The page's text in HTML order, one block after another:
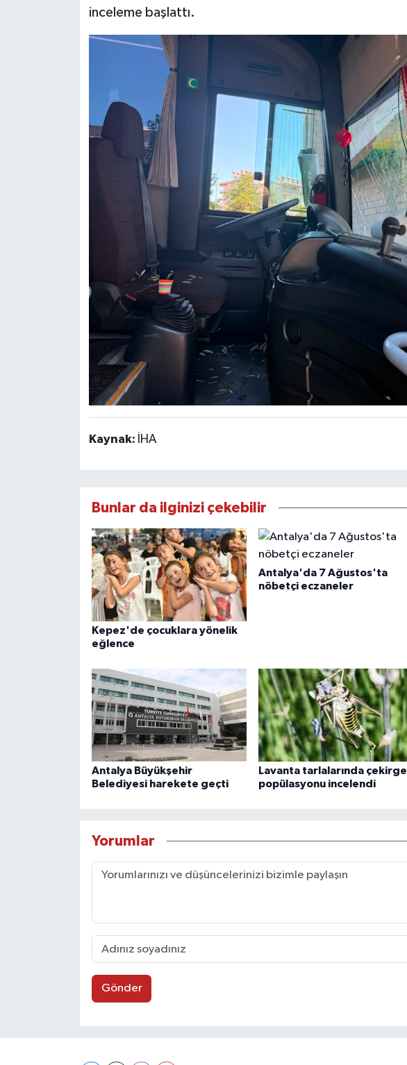
inceleme başlattı.
Kaynak: İHA
Bunlar da ilginizi çekebilir
Kepez'de çocuklara yönelik
eğlence
Antalya'da 7 Ağustos'ta
nöbetçi eczaneler
Antalya Büyükşehir
Belediyesi harekete geçti
Lavanta tarlalarında çekirge
popülasyonu incelendi
Yorumlar
Gönder